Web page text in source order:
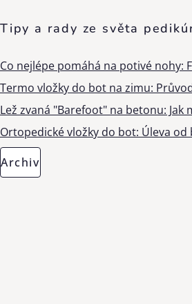
Tipy a rady ze světa
Co nejlépe pomáhá na potivé nohy:
Termo vložky do bot na zimu:
Lež zvaná "Barefoot" na betonu: Jak
Ortopedické vložky do bot: Úleva
Archiv